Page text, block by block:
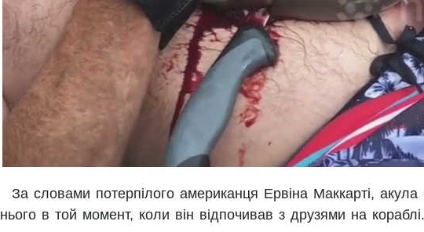
За словами потерпілого американця Ервіна Маккарті,
нього в той момент, коли він відпочивав з друзями на кораблі.